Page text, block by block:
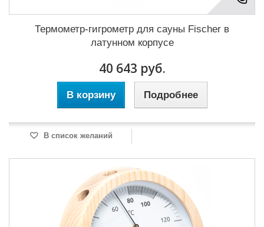
Термометр-гигрометр для сауны Fischer в
латунном корпусе
40 643 руб.
В корзину Подробнее
В список желаний